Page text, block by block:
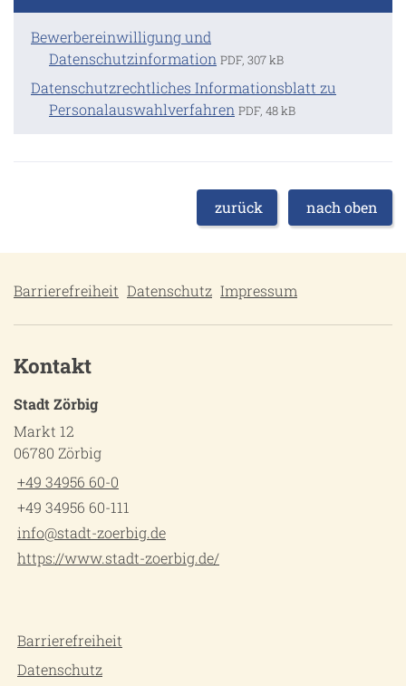
Bewerbereinwilligung und
Datenschutzinformation PDF, 307 kB
Datenschutzrechtliches Informationsblatt zu
Personalauswahlverfahren PDF, 48 kB
zurück nach oben
Barrierefreiheit Datenschutz Impressum
Kontakt
Stadt Zörbig
Markt 12
06780 Zörbig
+49 34956 60-0
+49 34956 60-111
info@stadt-zoerbig.de
https://www.stadt-zoerbig.de/
Barrierefreiheit
Datenschutz